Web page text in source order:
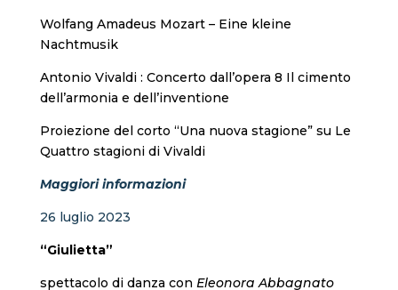
Wolfang Amadeus Mozart – Eine kleine
Nachtmusik
Antonio Vivaldi : Concerto dall’opera 8 Il cimento
dell’armonia e dell’inventione
Proiezione del corto “Una nuova stagione” su Le
Quattro stagioni di Vivaldi
Maggiori informazioni
26 luglio 2023
“Giulietta”
spettacolo di danza con Eleonora Abbagnato